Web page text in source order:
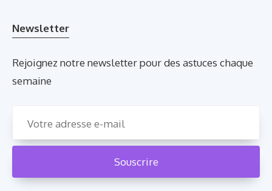
Newsletter
Rejoignez notre newsletter pour des astuces chaque
semaine